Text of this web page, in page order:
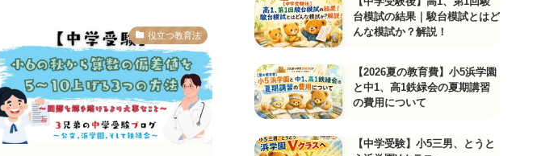
役立つ教育法
台模試の結果｜駿台模試とはど
んな模試か？解説！
【2026夏の教育費】小5浜学園
と中1、高1鉄緑会の夏期講習
の費用について
【中学受験】小5三男、とうと